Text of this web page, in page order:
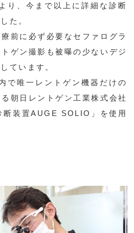
り、今まで以上に詳細な診断
た。
前に必ず必要なセファログラ
ゲン撮影も被曝の少ないデジ
ています。
で唯一レントゲン機器だけの
朝日レントゲン工業株式会社
断装置AUGE SOLIO」を使用